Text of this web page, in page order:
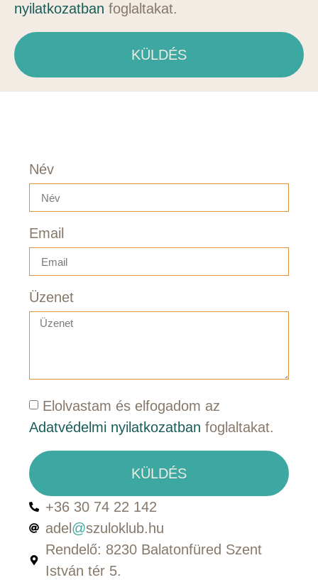
nyilatkozatban foglaltakat.
KÜLDÉS
Név
Email
Üzenet
Elolvastam és elfogadom az
Adatvédelmi nyilatkozatban foglaltakat.
KÜLDÉS
+36 30 74 22 142
adel @szuloklub.hu
Rendelő: 8230 Balatonfüred Szent
István tér 5.